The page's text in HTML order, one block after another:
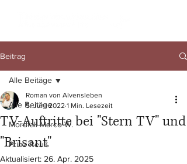
Beitrag
Alle Beitäge
Mordfall Marco W.
Prinz Reuß
Alle Beitäge
TV-Auftritte bei "Stern TV" und
"Brisant"
Roman von Alvensleben
5. Juni 2022 1 Min. Lesezeit
Aktualisiert: 26. Apr. 2025